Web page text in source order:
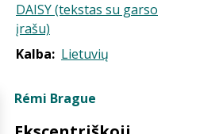
DAISY (tekstas su garso
įrašu)
Kalba: Lietuvių
Rémi Brague